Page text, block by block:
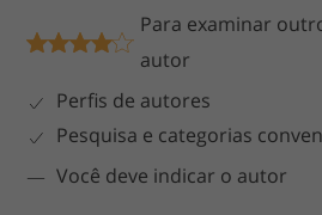
Para examinar
autor
Perfis de autores
Pesquisa e categorias
Você deve indicar o autor